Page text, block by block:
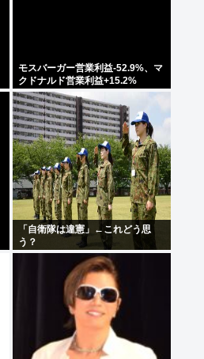
モスバーガー営業利益-52.9%、マ
クドナルド営業利益+15.2%
「自衛隊は違憲」←これどう思
う？